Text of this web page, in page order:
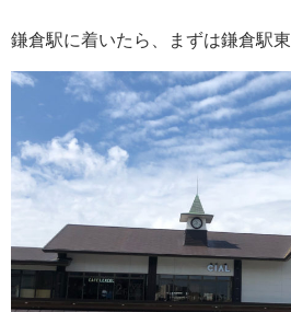
鎌倉駅に着いたら、まずは鎌倉駅